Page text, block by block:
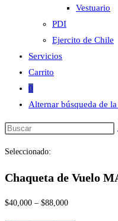
Vestuario
PDI
Ejercito de Chile
Servicios
Carrito
0
Alternar búsqueda de
Seleccionado:
Chaqueta de Vuelo
$40,000 – $88,000